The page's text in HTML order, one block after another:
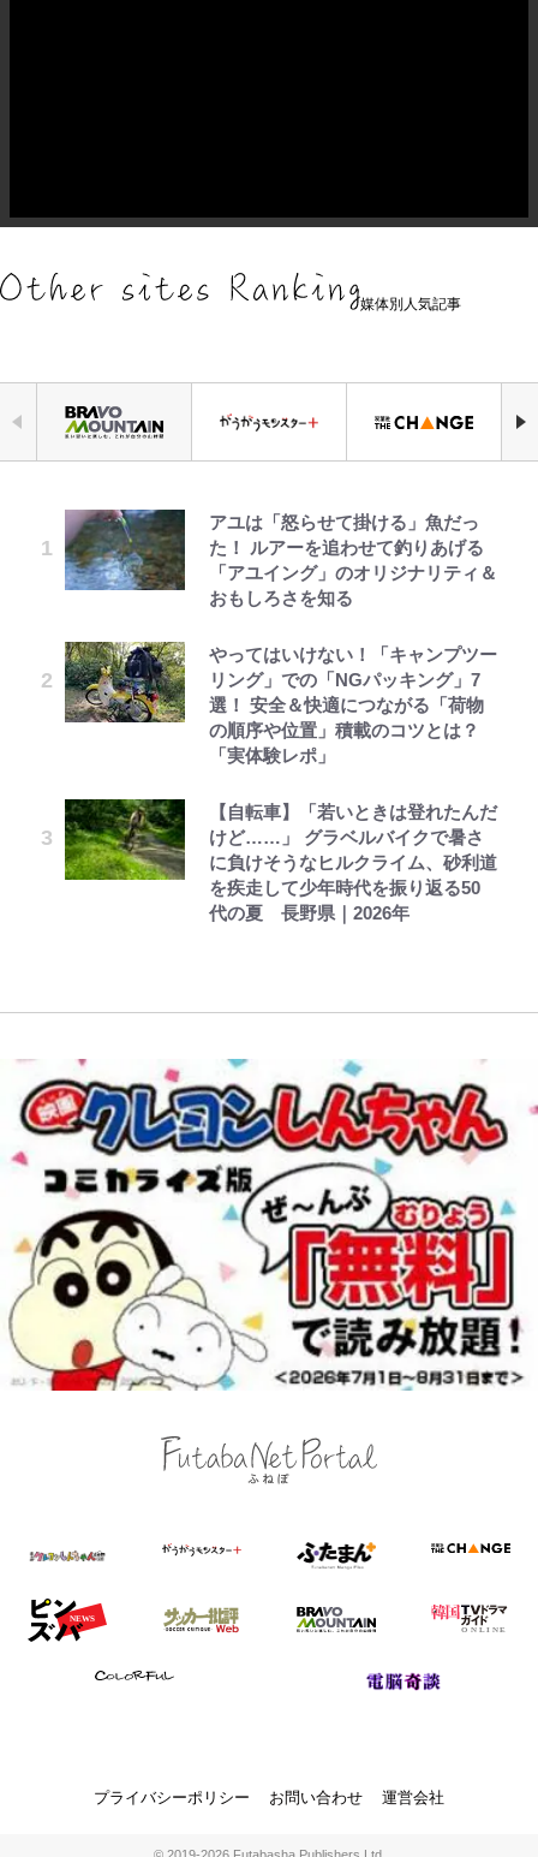
媒体別人気記事
アユは「怒らせて掛ける」魚だっ
た！ ルアーを追わせて釣りあげる
「アユイング」のオリジナリティ＆
おもしろさを知る
やってはいけない！「キャンプツー
リング」での「NGパッキング」7
選！ 安全＆快適につながる「荷物
の順序や位置」積載のコツとは？
「実体験レポ」
【自転車】「若いときは登れたんだ
けど……」 グラベルバイクで暑さ
に負けそうなヒルクライム、砂利道
を疾走して少年時代を振り返る50
代の夏 長野県｜2026年
公式-ヒロインが来る前に妊娠しま
した~詰んだはずの悪役令嬢です
が、どうやら違うようです~ 第1話
ブ兵士は、真の実力を隠したい 第
16話(2)
公式-転生したら平民でした。~生活
水準に耐えられないので貴族を目指
元衆院議員・山尾志桜里が語る誹謗
中傷動画…「計り知れない」切り抜
き落選運動の影響と今語る「保育園
落ちた日本死ね」
FRUITS ZIPPER鎮西寿々歌が語る
『天才てれびくん』時代の学びと
22歳でアイドルの道を切り拓いた
「人生最大の決断」
という理由」 読売テレビ入社から
54歳での早期退職とラジオパーソ
ナリティ転身までの軌跡
「危ない」「やめて」第1子妊娠中
の田中みな実、ゴリゴリヒール着用
に心配の声…ザックリ衣装にも意見
続々
【川口春奈と結婚】板倉滉は「めっ
ちゃモテる」 年収7億円・お洒落・
包容力…超愛される日本代表
趣里「ショック」初めて語った“重
ル」文春第2弾で“一家の限界”報道
も
｢お土産最高すぎ笑｣｢どうやって入
手？｣ブライトン帰還の三笘薫、同
僚に“ポケカ”をプレゼント！｢薫の
笑顔見れてよかった｣｢大喜びのリ
｢モデルやってる｣｢かっけぇ｣三笘
薫がブライトン新ユニのモデルで完
全復活！“King”の帰還に｢チームか
ら大歓迎されてる｣｢元気な姿見れ
W杯クオーター制への大反発か、
FIFA会長を追い詰めた｢欧州のボイ
コット｣と再選の行方【FIFA3兆円
の野望と2度のオウンゴール、来年
空の轍と大地の雲と 第1回
レビュー『仮面家族』悠木シュン・
『ONE PIECE』今後の展開に絡ん
できそうな「意味深な表紙連載」
「神」エネルの月での展開に、元王
下七武海の謎めいた過去も…
「BOSS×ポケモン30周年」第2弾
コラボ実施！ 新商品「歴戦の微
糖」や図鑑缶登場にファン歓喜「見
つけたら即購入！」
「恐怖キャラ」の戦慄シーン 小さ
くてかわいい世界なのに「見た目か
らしてヤバイ…」
浅草は日本の心だゾ
とうちゃんが出世するゾ
プライバシーポリシー お問い合わせ 運営会社